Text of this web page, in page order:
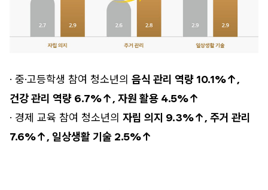
· 중·고등학생 참여 청소년의 음식 관리 역량 10.1%↑,
건강 관리 역량 6.7%↑, 자원 활용 4.5%↑
· 경제 교육 참여 청소년의 자립 의지 9.3%↑, 주거 관리
7.6%↑, 일상생활 기술 2.5%↑